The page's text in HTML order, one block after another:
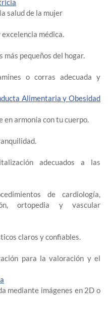
salud de la mujer
médica.
pequeños del hogar.
o corras adecuada y
Alimentaria y Obesidad
armonía con tu cuerpo.
adecuados a las
de cardiología,
ortopedia y vascular
claros y confiables.
para la valoración y el
mediante imágenes en 2D o